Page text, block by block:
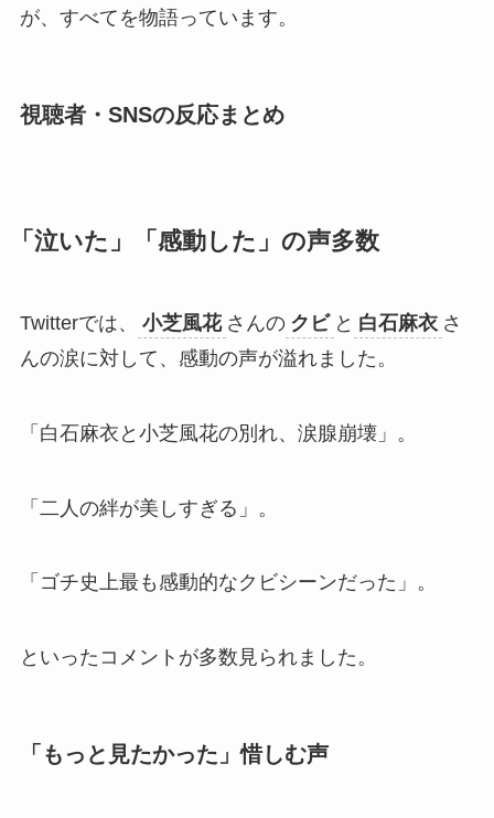
が、すべてを物語っています。
視聴者・SNSの反応まとめ
「泣いた」「感動した」の声多数
Twitterでは、 小芝風花 さんの クビ と 白石麻衣 さ
んの涙に対して、感動の声が溢れました。
「白石麻衣と小芝風花の別れ、涙腺崩壊」。
「二人の絆が美しすぎる」。
「ゴチ史上最も感動的なクビシーンだった」。
といったコメントが多数見られました。
「もっと見たかった」惜しむ声